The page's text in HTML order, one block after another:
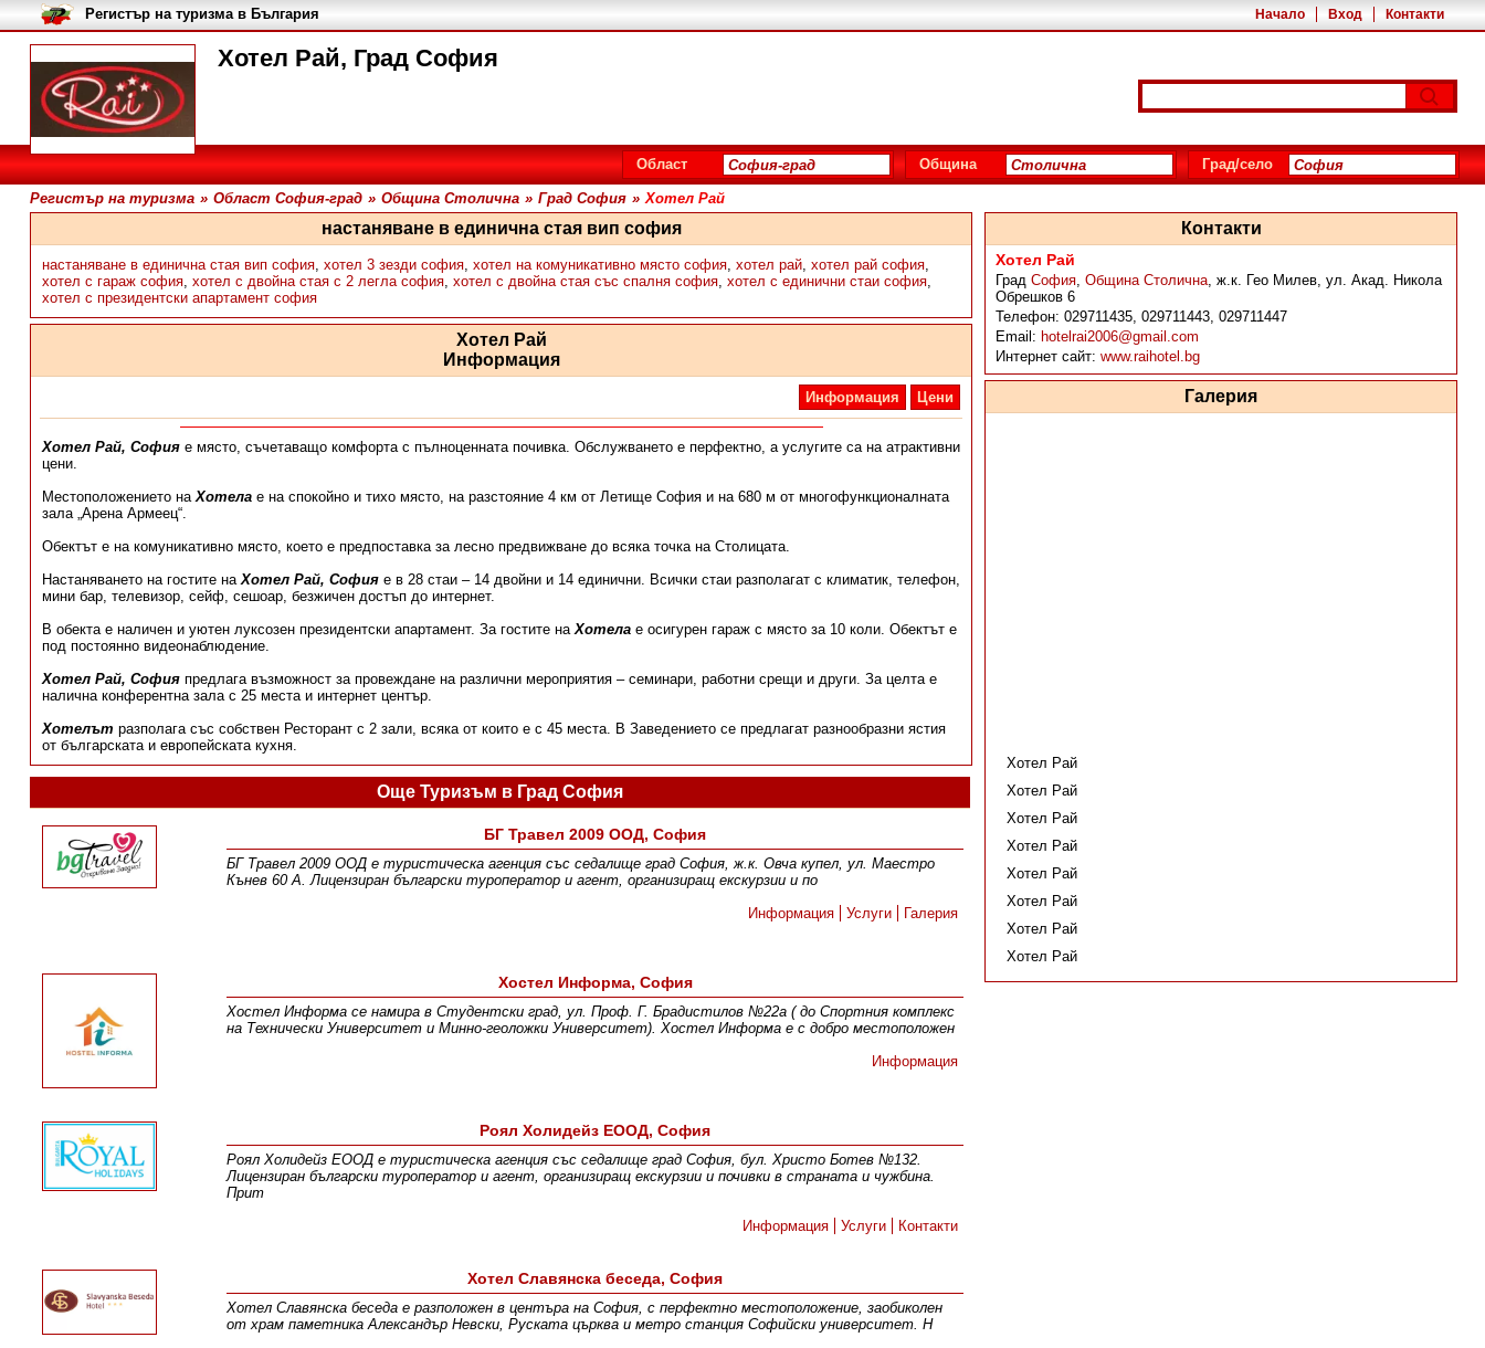
Хотел Рай, Град София
Начало Вход Контакти
Регистър на туризма в България
Област Община Град/село
Регистър на туризма » Област София-град » Община Столична » Град София » Хотел Рай
настаняване в единична стая вип софия
настаняване в единична стая вип софия, хотел 3 зезди софия, хотел на комуникативно място софия, хотел рай, хотел рай софия,
хотел с гараж софия, хотел с двойна стая с 2 легла софия, хотел с двойна стая със спалня софия, хотел с единични стаи софия,
хотел с президентски апартамент софия
Хотел Рай
Информация
Информация Цени
Хотел Рай, Софияе място, съчетаващо комфорта с пълноценната почивка. Обслужването е перфектно, а услугите са на атрактивни
цени.
Местоположението наХотелае на спокойно и тихо място, на разстояние 4 км от Летище София и на 680 м от многофункционалната
зала „Арена Армеец“.
Обектът е на комуникативно място, което е предпоставка за лесно предвижване до всяка точка на Столицата.
Настаняването на гостите наХотел Рай, Софияе в 28 стаи – 14 двойни и 14 единични. Всички стаи разполагат с климатик, телефон,
мини бар, телевизор, сейф, сешоар, безжичен достъп до интернет.
В обекта е наличен и уютен луксозен президентски апартамент. За гостите наХотелае осигурен гараж с място за 10 коли. Обектът е
под постоянно видеонаблюдение.
Хотел Рай, Софияпредлага възможност за провеждане на различни мероприятия – семинари, работни срещи и други. За целта е
налична конферентна зала с 25 места и интернет център.
Хотелът разполага със собствен Ресторант с 2 зали, всяка от които е с 45 места. В Заведението се предлагат разнообразни ястия
от българската и европейската кухня.
Контакти
Хотел Рай
Град София, Община Столична, ж.к. Гео Милев, ул. Акад. Никола
Обрешков 6
Телефон: 029711435, 029711443, 029711447
Email: hotelrai2006@gmail.com
Интернет сайт: www.raihotel.bg
Галерия
Хотел Рай
Хотел Рай
Хотел Рай
Хотел Рай
Хотел Рай
Хотел Рай
Хотел Рай
Хотел Рай
Още Туризъм в Град София
БГ Травел 2009 ООД, София
БГ Травел 2009 ООД е туристическа агенция със седалище град София, ж.к. Овча купел, ул. Маестро
Кънев 60 А. Лицензиран български туроператор и агент, организиращ екскурзии и по
Информация
Услуги Галерия
Хостел Информа, София
Хостел Информа се намира в Студентски град, ул. Проф. Г. Брадистилов №22а ( до Спортния комплекс
на Технически Университет и Минно-геоложки Университет). Хостел Информа е с добро местоположен
Информация
Роял Холидейз ЕООД, София
Роял Холидейз ЕООД е туристическа агенция със седалище град София, бул. Христо Ботев №132.
Лицензиран български туроператор и агент, организиращ екскурзии и почивки в страната и чужбина.
Прит
Информация
Услуги Контакти
Хотел Славянска беседа, София
Хотел Славянска беседа е разположен в центъра на София, с перфектно местоположение, заобиколен
от храм паметника Александър Невски, Руската църква и метро станция Софийски университет. Н